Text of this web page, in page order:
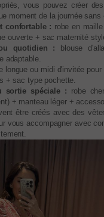
vous pouvez créer
moment de la journée
confortable : robe en
ouverte + sac maternité
quotidien : blouse
adaptable.
longue ou midi d'invitée
+ sac type pochette.
sortie spéciale : robe
+ manteau léger +
être créés avec des
vous accompagner avec